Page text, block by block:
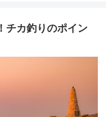
チカ釣りのポイン